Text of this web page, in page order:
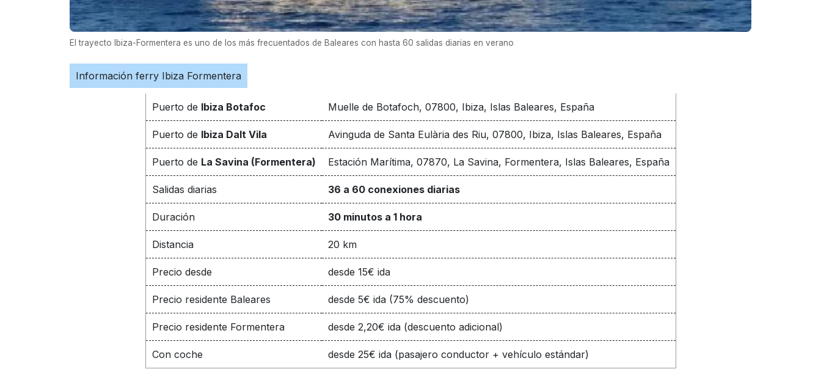
El trayecto Ibiza-Formentera es uno de los más frecuentados de Baleares con hasta 60 salidas diarias en verano
Información ferry Ibiza Formentera
Puerto de Ibiza Botafoc Muelle de Botafoch, 07800, Ibiza, Islas Baleares, España
Puerto de Ibiza Dalt Vila Avinguda de Santa Eulària des Riu, 07800, Ibiza, Islas Baleares, España
Puerto de La Savina (Formentera) Estación Marítima, 07870, La Savina, Formentera, Islas Baleares, España
Salidas diarias 36 a 60 conexiones diarias
Duración 30 minutos a 1 hora
Distancia 20 km
Precio desde desde 15€ ida
Precio residente Baleares desde 5€ ida (75% descuento)
Precio residente Formentera desde 2,20€ ida (descuento adicional)
Con coche desde 25€ ida (pasajero conductor + vehículo estándar)